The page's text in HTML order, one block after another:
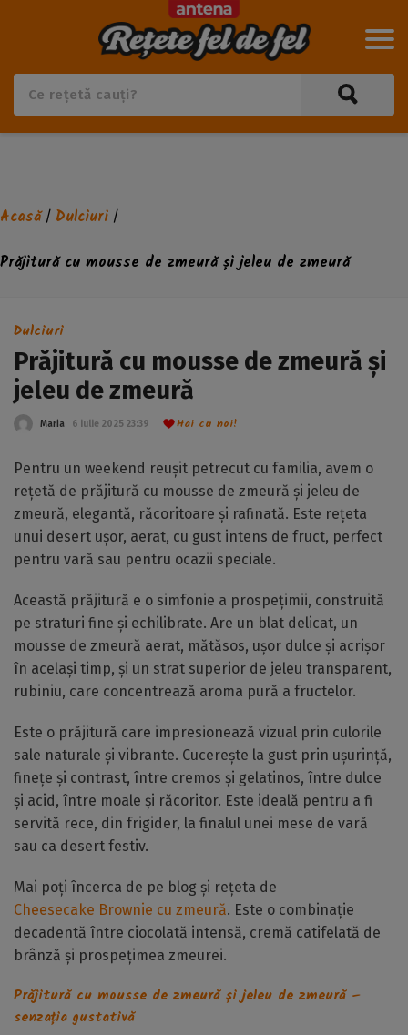
Acasă/ Dulciuri /
Prăjitură cu mousse de zmeură și jeleu de zmeură
Dulciuri
Prăjitură cu mousse de zmeură și
jeleu de zmeură
Maria 6 iulie 2025 23:39 Hai cu noi!
Pentru un weekend reușit petrecut cu familia, avem o
rețetă de prăjitură cu mousse de zmeură și jeleu de
zmeură, elegantă, răcoritoare și rafinată. Este rețeta
unui desert ușor, aerat, cu gust intens de fruct, perfect
pentru vară sau pentru ocazii speciale.
Această prăjitură e o simfonie a prospețimii, construită
pe straturi fine și echilibrate. Are un blat delicat, un
mousse de zmeură aerat, mătăsos, ușor dulce și acrișor
în același timp, și un strat superior de jeleu transparent,
rubiniu, care concentrează aroma pură a fructelor.
Este o prăjitură care impresionează vizual prin culorile
sale naturale și vibrante. Cucerește la gust prin ușurință,
finețe și contrast, între cremos și gelatinos, între dulce
și acid, între moale și răcoritor. Este ideală pentru a fi
servită rece, din frigider, la finalul unei mese de vară
sau ca desert festiv.
Mai poți încerca de pe blog și rețeta de
Cheesecake Brownie cu zmeură. Este o combinație
decadentă între ciocolată intensă, cremă catifelată de
brânză și prospețimea zmeurei.
Prăjitură cu mousse de zmeură și jeleu de zmeură –
senzația gustativă